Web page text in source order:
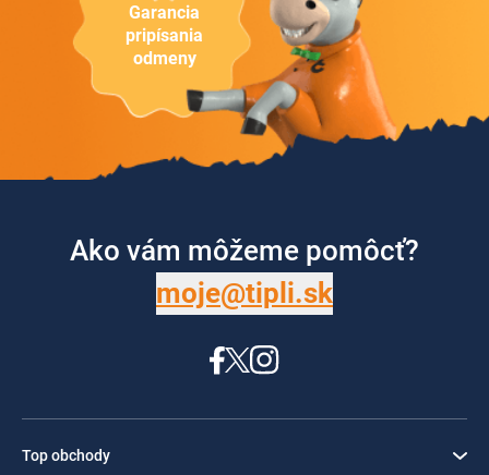
Garancia
pripísania
odmeny
Ako vám môžeme pomôcť?
moje@tipli.sk
Top obchody